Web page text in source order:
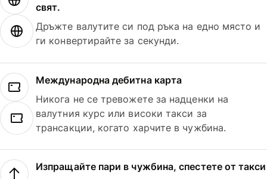
свят.
Дръжте валутите си под ръка на едно място и
ги конвертирайте за секунди.
Международна дебитна карта
Никога не се тревожете за надценки на
валутния курс или високи такси за
трансакции, когато харчите в чужбина.
Изпращайте пари в чужбина, спестете от такси